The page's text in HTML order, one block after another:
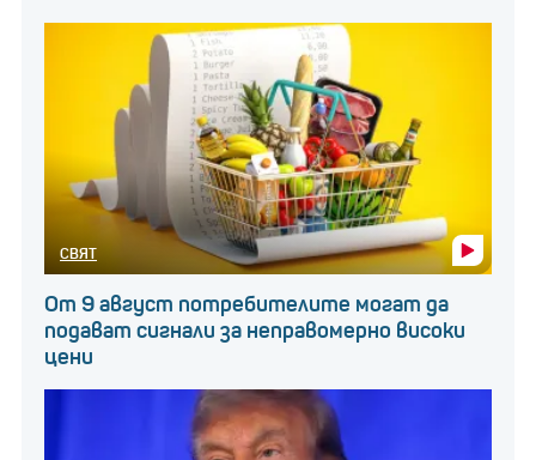
СВЯТ
От 9 август потребителите могат да
подават сигнали за неправомерно високи
цени